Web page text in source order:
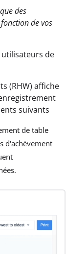
des
de vos
de
(RHW) affiche
suivants
de table
d'achèvement